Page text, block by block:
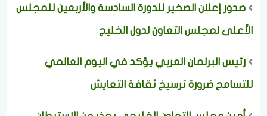
صدور إعلان الصخير للدورة السادسة والأربعين للمجلس
الأعلى لمجلس التعاون لدول الخليج
رئيس البرلمان العربي يؤكد في اليوم العالمي
للتسامح ضرورة ترسيخ ثقافة التعايش